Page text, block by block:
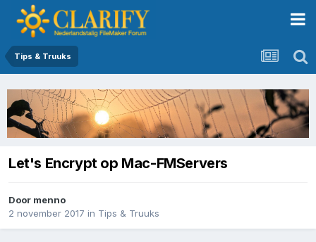
Tips & Truuks
Let's Encrypt op Mac-FMServers
Door menno
2 november 2017 in Tips & Truuks